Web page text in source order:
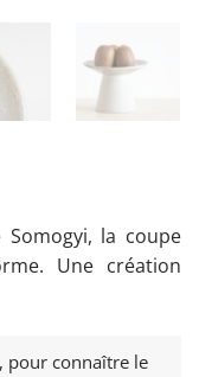
la coupe
Une création
pour connaître le